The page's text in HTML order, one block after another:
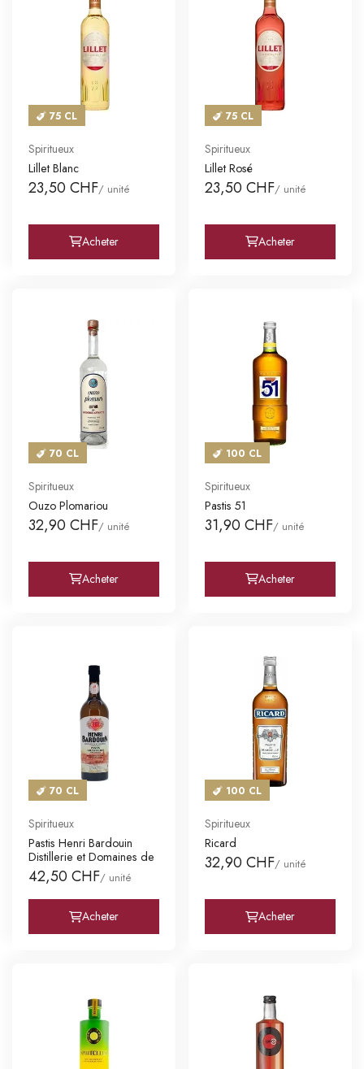
75 CL
Spiritueux
Lillet Blanc
23,50 CHF/ unité
Acheter
75 CL
Spiritueux
Lillet Rosé
23,50 CHF/ unité
Acheter
70 CL
Spiritueux
Ouzo Plomariou
32,90 CHF/ unité
Acheter
100 CL
Spiritueux
Pastis 51
31,90 CHF/ unité
Acheter
70 CL
Spiritueux
Pastis Henri Bardouin
Distillerie et Domaines de
42,50 CHF/ unité
Acheter
100 CL
Spiritueux
Ricard
32,90 CHF/ unité
Acheter